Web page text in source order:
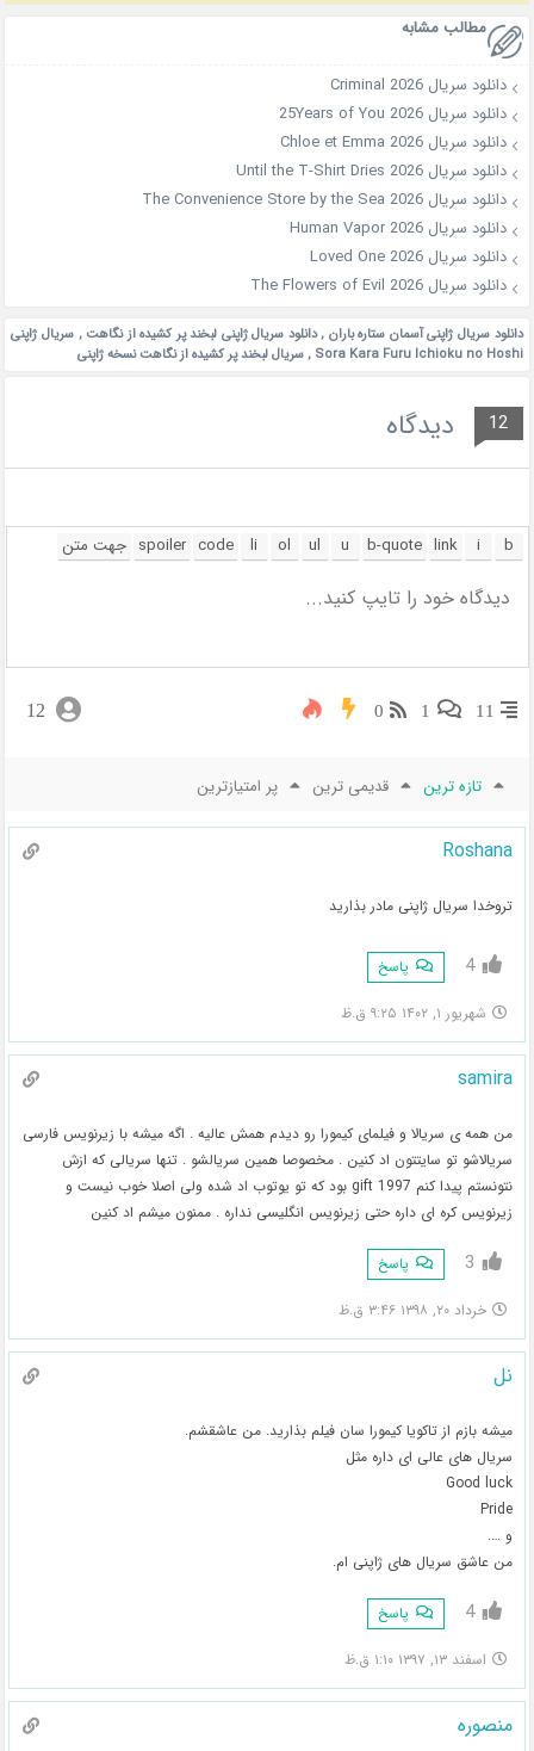
مطالب مشابه
دانلود سریال Criminal 2026
دانلود سریال 25Years of You 2026
دانلود سریال Chloe et Emma 2026
دانلود سریال Until the T-Shirt Dries 2026
دانلود سریال The Convenience Store by the Sea 2026
دانلود سریال Human Vapor 2026
دانلود سریال Loved One 2026
دانلود سریال The Flowers of Evil 2026
دانلود سریال ژاپنی آسمان ستاره باران ,دانلود سریال ژاپنی لبخند پر کشیده از نگاهت, سریال ژاپنی
Sora Kara Furu Ichioku no Hoshi
,سریال لبخند پر کشیده از نگاهت نسخه ژاپنی
12 دیدگاه
11
1
0
12
تازه ترین قدیمی ترین پر امتیازترین
Roshana
تروخدا سریال ژاپنی مادر بذارید
4 پاسخ
شهریور ۱, ۱۴۰۲ ۹:۲۵ ق.ظ
samira
من همه ی سریالا و فیلمای کیمورا رو دیدم همش عالیه . اگه میشه با زیرنویس فارسی
سریالاشو تو سایتتون اد کنین . مخصوصا همین سریالشو . تنها سریالی که ازش
نتونستم پیدا کنم gift 1997 بود که تو یوتوب اد شده ولی اصلا خوب نیست و
زیرنویس کره ای داره حتی زیرنویس انگلیسی نداره . ممنون میشم اد کنین
3 پاسخ
خرداد ۲۰, ۱۳۹۸ ۳:۴۶ ق.ظ
نل
میشه بازم از تاکویا کیمورا سان فیلم بذارید. من عاشقشم.
سریال های عالی ای داره مثل
Good luck
Pride
و ….
من عاشق سریال های ژاپنی ام.
4 پاسخ
اسفند ۱۳, ۱۳۹۷ ۱:۱۰ ق.ظ
منصوره